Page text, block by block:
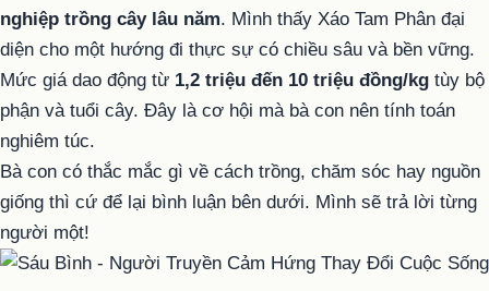
nghiệp trồng cây lâu năm. Mình thấy Xáo Tam Phân đại
diện cho một hướng đi thực sự có chiều sâu và bền vững.
Mức giá dao động từ 1,2 triệu đến 10 triệu đồng/kg tùy bộ
phận và tuổi cây. Đây là cơ hội mà bà con nên tính toán
nghiêm túc.
Bà con có thắc mắc gì về cách trồng, chăm sóc hay nguồn
giống thì cứ để lại bình luận bên dưới. Mình sẽ trả lời từng
người một!